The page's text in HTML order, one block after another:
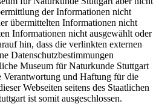
der Informationen nicht
übermittelten Informationen nicht
Informationen nicht ausgewählt oder
hin, dass die verlinkten externen
Datenschutzbestimmungen
Museum für Naturkunde Stuttgart
Verantwortung und Haftung für die
Webseiten seitens des Staatlichen
ist somit ausgeschlossen.